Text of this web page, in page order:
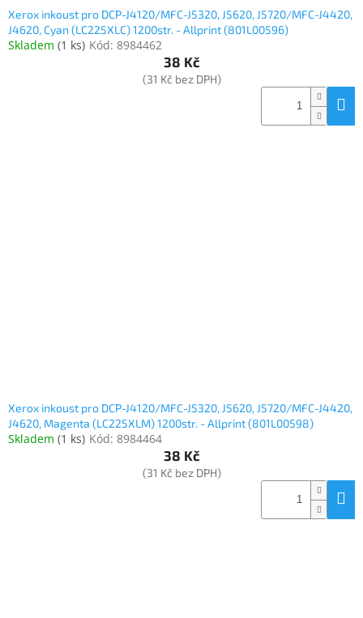
Xerox inkoust pro DCP-J4120/MFC-J5320, J5620, J5720/MFC-J4420,
J4620, Cyan (LC225XLC) 1200str. - Allprint (801L00596)
Skladem (1 ks) Kód: 8984462
38 Kč
(31 Kč bez DPH)
Xerox inkoust pro DCP-J4120/MFC-J5320, J5620, J5720/MFC-J4420,
J4620, Magenta (LC225XLM) 1200str. - Allprint (801L00598)
Skladem (1 ks) Kód: 8984464
38 Kč
(31 Kč bez DPH)